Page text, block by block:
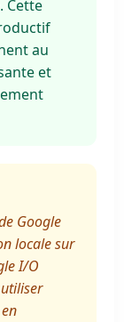
Cette
au
et
Google
locale sur
I/O